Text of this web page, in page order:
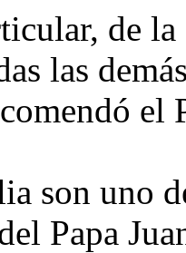
de
las
el
son uno
Papa